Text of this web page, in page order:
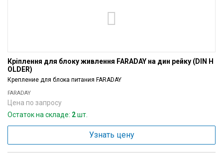
Кріплення для блоку живлення FARADAY на дин рейку (DIN H
OLDER)
Крепление для блока питания FARADAY
FARADAY
Цена по запросу
Остаток на складе: 2шт.
Узнать цену